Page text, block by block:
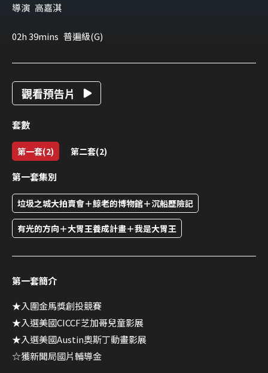
導演 高嘉淇
02h 39mins 普遍級(G)
觀看預告片
套數
第一套(2) 第二套(2)
第一套集別
垃圾之城大拍賣會＋鯨老的博物館＋沉船歷險記
有光的方向＋大胃王養成計畫＋我是大胃王
第一套簡介
★入圍金馬獎創投競賽
★入選美國CICCF芝加哥兒童影展
★入選美國Austin奧斯丁動畫影展
☆獲新聞局國片輔導金